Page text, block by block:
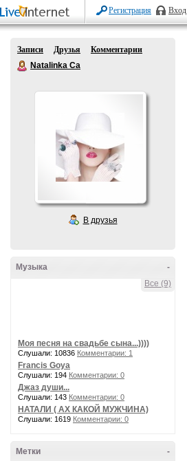
Регистрация Вход
Записи Друзья
Комментарии
Natalinka Ca
В друзья
-
Музыка
Все (9)
Моя песня на свадьбе сына...))))
Слушали: 10836 Комментарии: 1
Francis Goya
Слушали: 194 Комментарии: 0
Джаз души...
Слушали: 143 Комментарии: 0
НАТАЛИ ( АХ КАКОЙ МУЖЧИНА)
Слушали: 1619 Комментарии: 0
-
Метки